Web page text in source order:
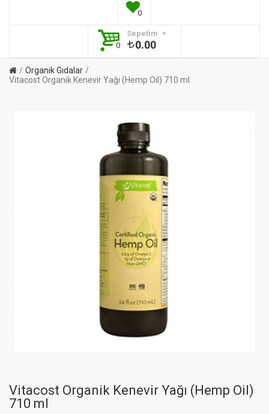
0
Sepetim
0
0.00
Organik Gıdalar
Vitacost Organik Kenevir Yağı (Hemp Oil) 710 ml
Vitacost Organik Kenevir Yağı (Hemp Oil)
710 ml